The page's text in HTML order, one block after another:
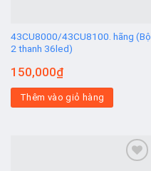
43CU8000/43CU8100. hãng (Bộ
2 thanh 36led)
150,000₫
Thêm vào giỏ hàng